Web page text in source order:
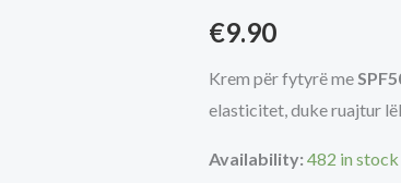
€9.90
Krem për fytyrë me
elasticitet, duke ruajtur
Availability: 482 in stock